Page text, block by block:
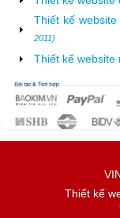
Thiết kế
2011)
Thiết kế website
Thiết kế